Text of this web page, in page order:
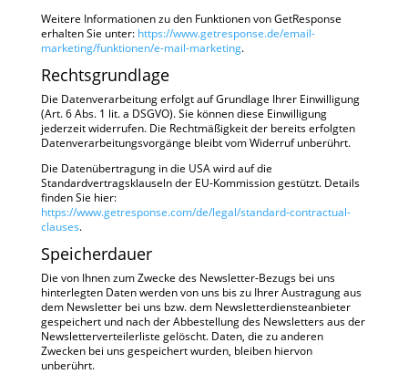
Weitere Informationen zu den Funktionen von GetResponse
erhalten Sie unter: https://www.getresponse.de/email-
marketing/funktionen/e-mail-marketing.
Rechtsgrundlage
Die Datenverarbeitung erfolgt auf Grundlage Ihrer Einwilligung
(Art. 6 Abs. 1 lit. a DSGVO). Sie können diese Einwilligung
jederzeit widerrufen. Die Rechtmäßigkeit der bereits erfolgten
Datenverarbeitungsvorgänge bleibt vom Widerruf unberührt.
Die Datenübertragung in die USA wird auf die
Standardvertragsklauseln der EU-Kommission gestützt. Details
finden Sie hier:
https://www.getresponse.com/de/legal/standard-contractual-
clauses.
Speicherdauer
Die von Ihnen zum Zwecke des Newsletter-Bezugs bei uns
hinterlegten Daten werden von uns bis zu Ihrer Austragung aus
dem Newsletter bei uns bzw. dem Newsletterdiensteanbieter
gespeichert und nach der Abbestellung des Newsletters aus der
Newsletterverteilerliste gelöscht. Daten, die zu anderen
Zwecken bei uns gespeichert wurden, bleiben hiervon
unberührt.